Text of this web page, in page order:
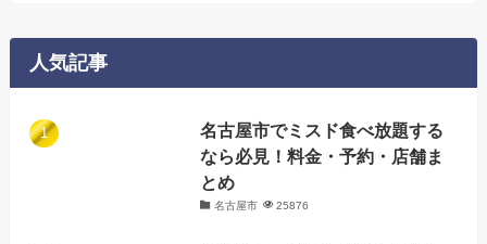
リ
ー
人気記事
名古屋市でミスド食べ放題する
なら必見！料金・予約・店舗ま
とめ
名古屋市 25876